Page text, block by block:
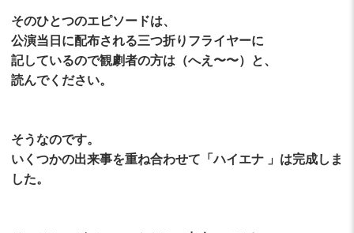
そのひとつのエピソードは、
公演当日に配布される三つ折りフライヤーに
記しているので観劇者の方は（へえ〜〜）と、
読んでください。
そうなのです。
いくつかの出来事を重ね合わせて「ハイエナ 」は完成しま
した。